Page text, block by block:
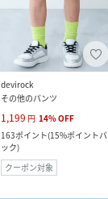
devirock
その他のパンツ
1,199 円 14%OFF
163ポイント(15%ポイントバ
ック)
クーポン対象